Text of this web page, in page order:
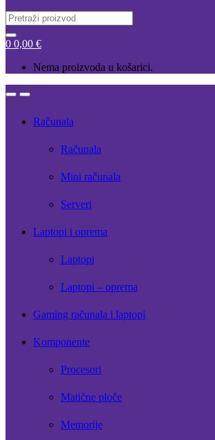
Search
for:
0 0,00 €
Nema proizvoda u košarici.
OpenClose
Računala
Računala
Mini računala
Serveri
Laptopi i oprema
Laptopi
Laptopi – oprema
Gaming računala i laptopi
Komponente
Procesori
Matične ploče
Memorije